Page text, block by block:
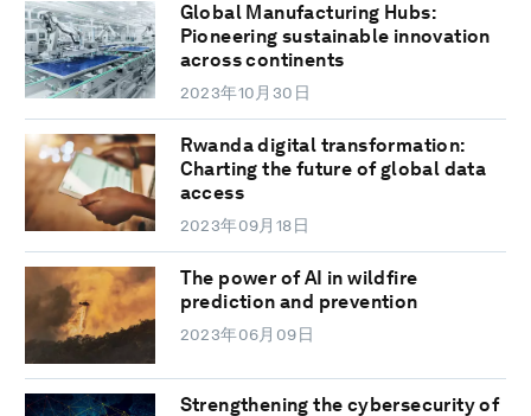
Global Manufacturing Hubs:
Pioneering sustainable innovation
across continents
2023年10月30日
Rwanda digital transformation:
Charting the future of global data
access
2023年09月18日
The power of AI in wildfire
prediction and prevention
2023年06月09日
Strengthening the cybersecurity of